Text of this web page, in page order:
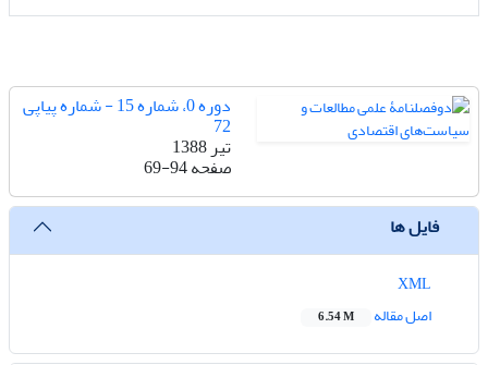
دوره 0، شماره 15 - شماره پیاپی
72
تیر 1388
صفحه69-94
فایل ها
اصل مقاله
6.54 M